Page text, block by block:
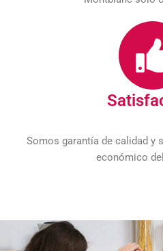
Somos garantía de calidad y
económico